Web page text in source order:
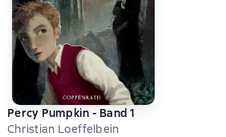
Percy Pumpkin - Band 1
Christian Loeffelbein